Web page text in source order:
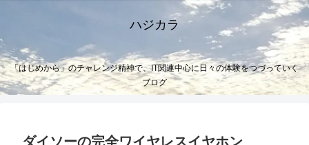
ハジカラ
「はじめから」のチャレンジ精神で、IT関連中心に日々の体験をつづっていく
ブログ
ダイソーの完全ワイヤレスイヤホン